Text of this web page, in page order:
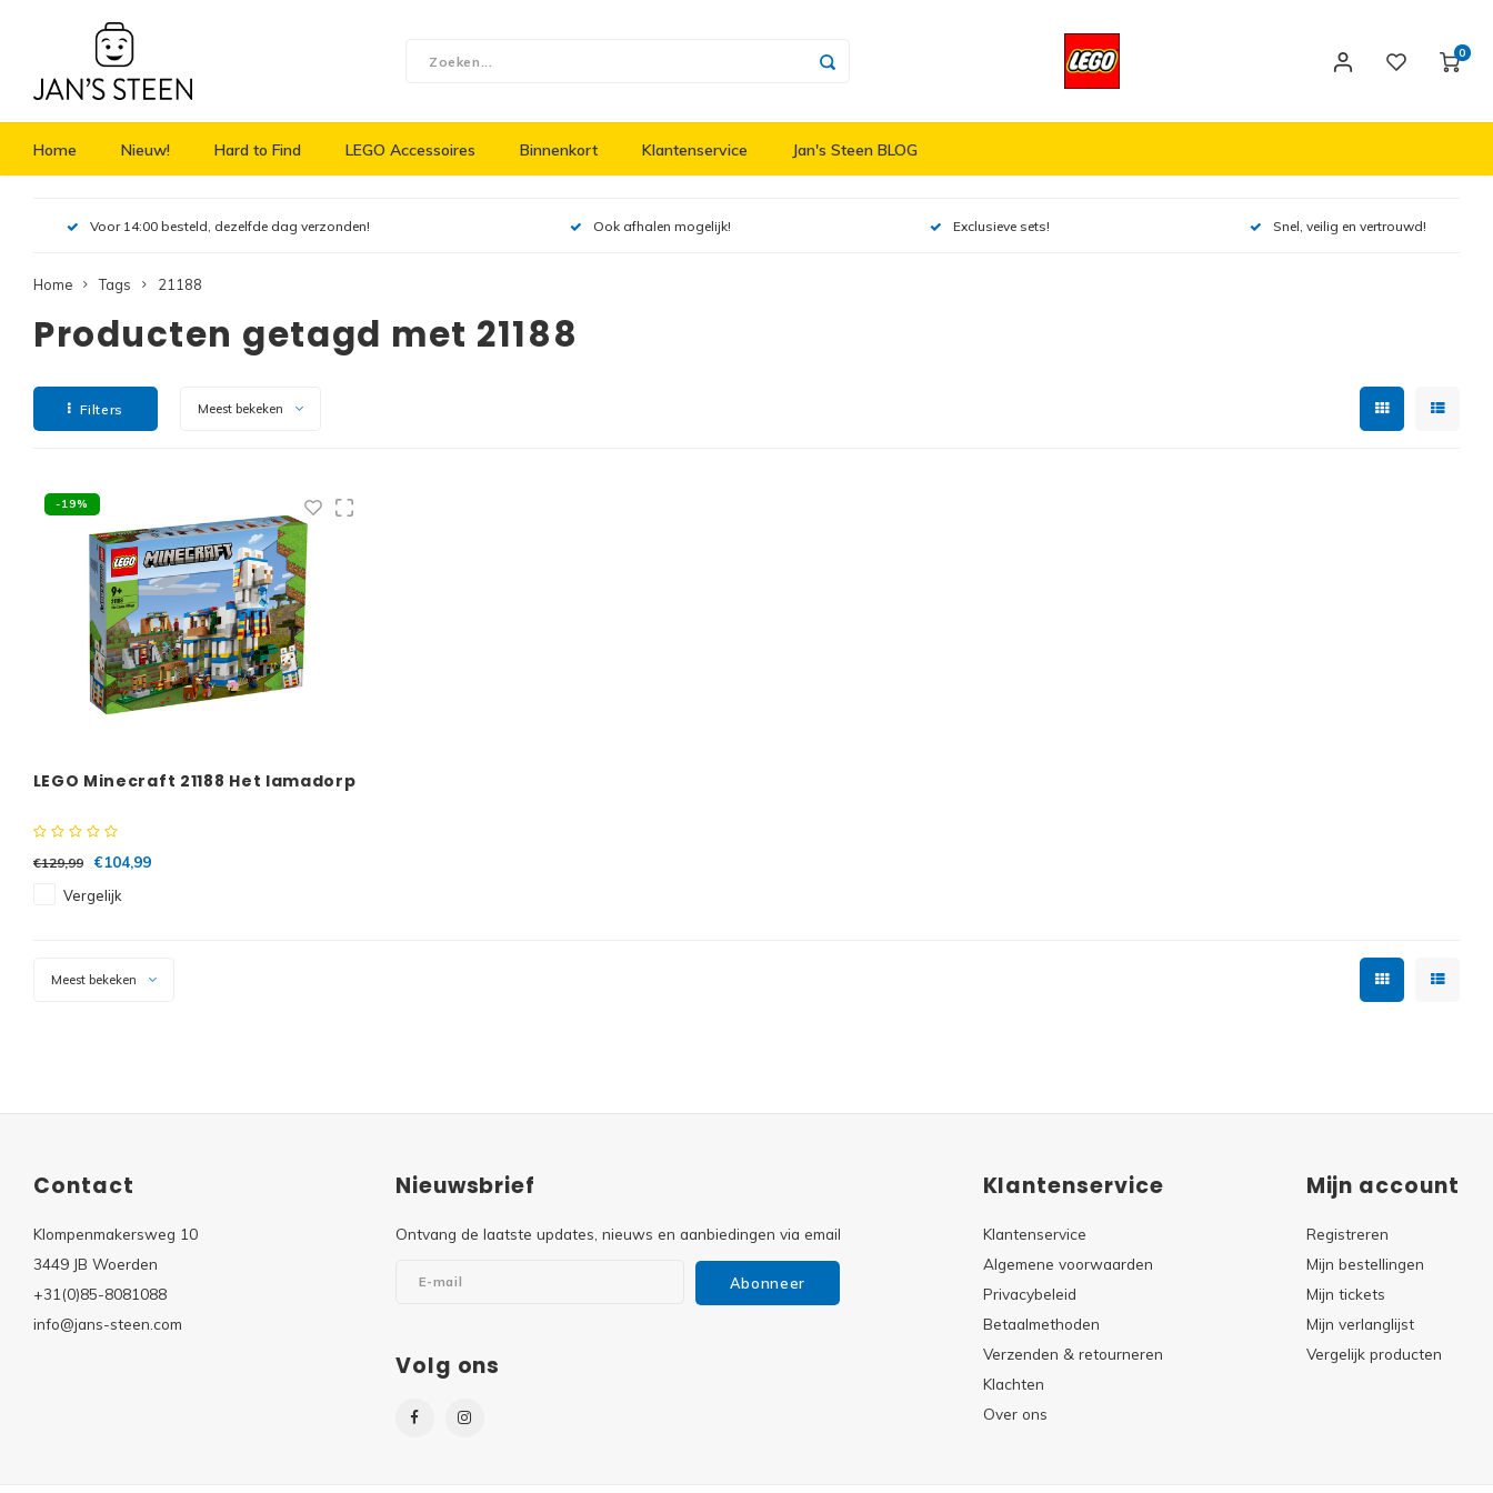
0
Home Nieuw! Hard to Find LEGO Accessoires Binnenkort Klantenservice Jan's Steen BLOG
Voor 14:00 besteld, dezelfde dag verzonden! Ook afhalen mogelijk! Exclusieve sets! Snel, veilig en vertrouwd!
Home Tags 21188
Producten getagd met 21188
Filters Meest bekeken
-19%
LEGO Minecraft 21188 Het lamadorp
€129,99
€104,99
Vergelijk
Meest bekeken
Contact
Klompenmakersweg 10
3449 JB Woerden
+31(0)85-8081088
info@jans-steen.com
Nieuwsbrief
Ontvang de laatste updates, nieuws en aanbiedingen via email
Abonneer
Volg ons
Klantenservice
Klantenservice
Algemene voorwaarden
Privacybeleid
Betaalmethoden
Verzenden & retourneren
Klachten
Over ons
Mijn account
Registreren
Mijn bestellingen
Mijn tickets
Mijn verlanglijst
Vergelijk producten